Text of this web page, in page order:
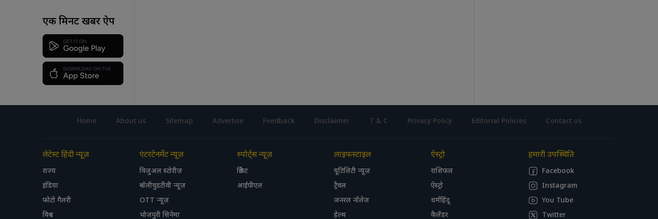
एक मिनट खबर ऐप
Home About us Sitemap Advertise Feedback Disclaimer T & C Privacy Policy Editorial Policies Contact us
लेटेस्ट हिंदी न्यूज़
राज्य
इंडिया
फोटो गैलरी
विश्व
एंटरटेनमेंट न्यूज़
विजुअल स्टोरीज़
बॉलीवुडटीवी न्यूज़
OTT न्यूज़
भोजपुरी सिनेमा
स्पोर्ट्स न्यूज़
क्रिकेट
आईपीएल
लाइफस्टाइल
यूटिलिटी न्यूज़
ट्रैवल
जनरल नॉलेज
हेल्थ
ऐस्ट्रो
राशिफल
ऐस्ट्रो
धर्महिंदू
कैलेंडर
हमारी उपस्थिति
Facebook
Instagram
You Tube
Twitter